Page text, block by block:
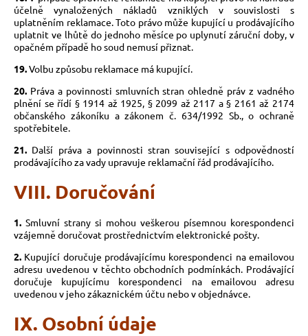
účelně vynaložených nákladů vzniklých v souvislosti s
uplatněním reklamace. Toto právo může kupující u prodávajícího
uplatnit ve lhůtě do jednoho měsíce po uplynutí záruční doby, v
opačném případě ho soud nemusí přiznat.
19.Volbu způsobu reklamace má kupující.
20. Práva a povinnosti smluvních stran ohledně práv z vadného
plnění se řídí § 1914 až 1925, § 2099 až 2117 a § 2161 až 2174
občanského zákoníku a zákonem č. 634/1992 Sb., o ochraně
spotřebitele.
21. Další práva a povinnosti stran související s odpovědností
prodávajícího za vady upravuje reklamační řád prodávajícího.
VIII. Doručování
1. Smluvní strany si mohou veškerou písemnou korespondenci
vzájemně doručovat prostřednictvím elektronické pošty.
2. Kupující doručuje prodávajícímu korespondenci na emailovou
adresu uvedenou v těchto obchodních podmínkách. Prodávající
doručuje kupujícímu korespondenci na emailovou adresu
uvedenou v jeho zákaznickém účtu nebo v objednávce.
IX. Osobní údaje